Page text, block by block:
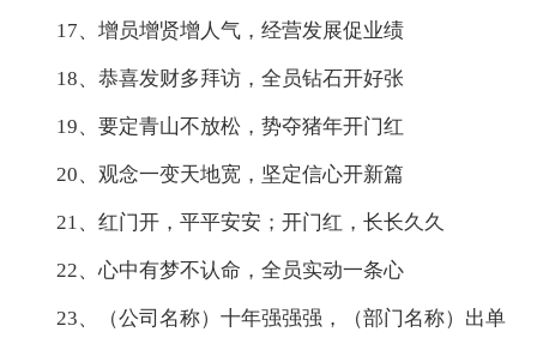
17、增员增贤增人气，经营发展促业绩
18、恭喜发财多拜访，全员钻石开好张
19、要定青山不放松，势夺猪年开门红
20、观念一变天地宽，坚定信心开新篇
21、红门开，平平安安；开门红，长长久久
22、心中有梦不认命，全员实动一条心
23、（公司名称）十年强强强，（部门名称）出单